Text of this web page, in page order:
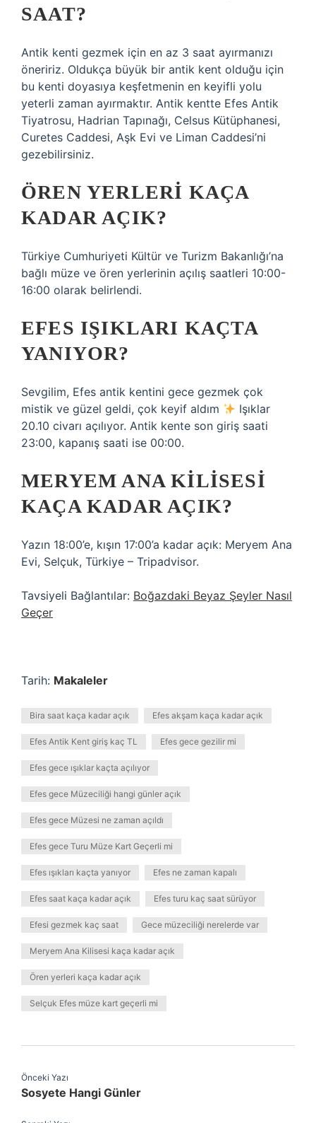
SAAT?
Antik kenti gezmek için en az 3 saat ayırmanızı
öneririz. Oldukça büyük bir antik kent olduğu için
bu kenti doyasıya keşfetmenin en keyifli yolu
yeterli zaman ayırmaktır. Antik kentte Efes Antik
Tiyatrosu, Hadrian Tapınağı, Celsus Kütüphanesi,
Curetes Caddesi, Aşk Evi ve Liman Caddesi’ni
gezebilirsiniz.
ÖREN YERLERI KAÇA
KADAR AÇIK?
Türkiye Cumhuriyeti Kültür ve Turizm Bakanlığı’na
bağlı müze ve ören yerlerinin açılış saatleri 10:00-
16:00 olarak belirlendi.
EFES IŞIKLARI KAÇTA
YANIYOR?
Sevgilim, Efes antik kentini gece gezmek çok
mistik ve güzel geldi, çok keyif aldım
Işıklar
20.10 civarı açılıyor. Antik kente son giriş saati
23:00, kapanış saati ise 00:00.
MERYEM ANA KILISESI
KAÇA KADAR AÇIK?
Yazın 18:00’e, kışın 17:00’a kadar açık: Meryem Ana
Evi, Selçuk, Türkiye – Tripadvisor.
Tavsiyeli Bağlantılar: Boğazdaki Beyaz Şeyler Nasıl
Geçer
Tarih: Makaleler
Bira saat kaça kadar açık Efes akşam kaça kadar açık
Efes Antik Kent giriş kaç TL Efes gece gezilir mi
Efes gece ışıklar kaçta açılıyor
Efes gece Müzeciliği hangi günler açık
Efes gece Müzesi ne zaman açıldı
Efes gece Turu Müze Kart Geçerli mi
Efes ışıkları kaçta yanıyor Efes ne zaman kapalı
Efes saat kaça kadar açık Efes turu kaç saat sürüyor
Efesi gezmek kaç saat Gece müzeciliği nerelerde var
Meryem Ana Kilisesi kaça kadar açık
Ören yerleri kaça kadar açık
Selçuk Efes müze kart geçerli mi
Önceki Yazı
Sosyete Hangi Günler